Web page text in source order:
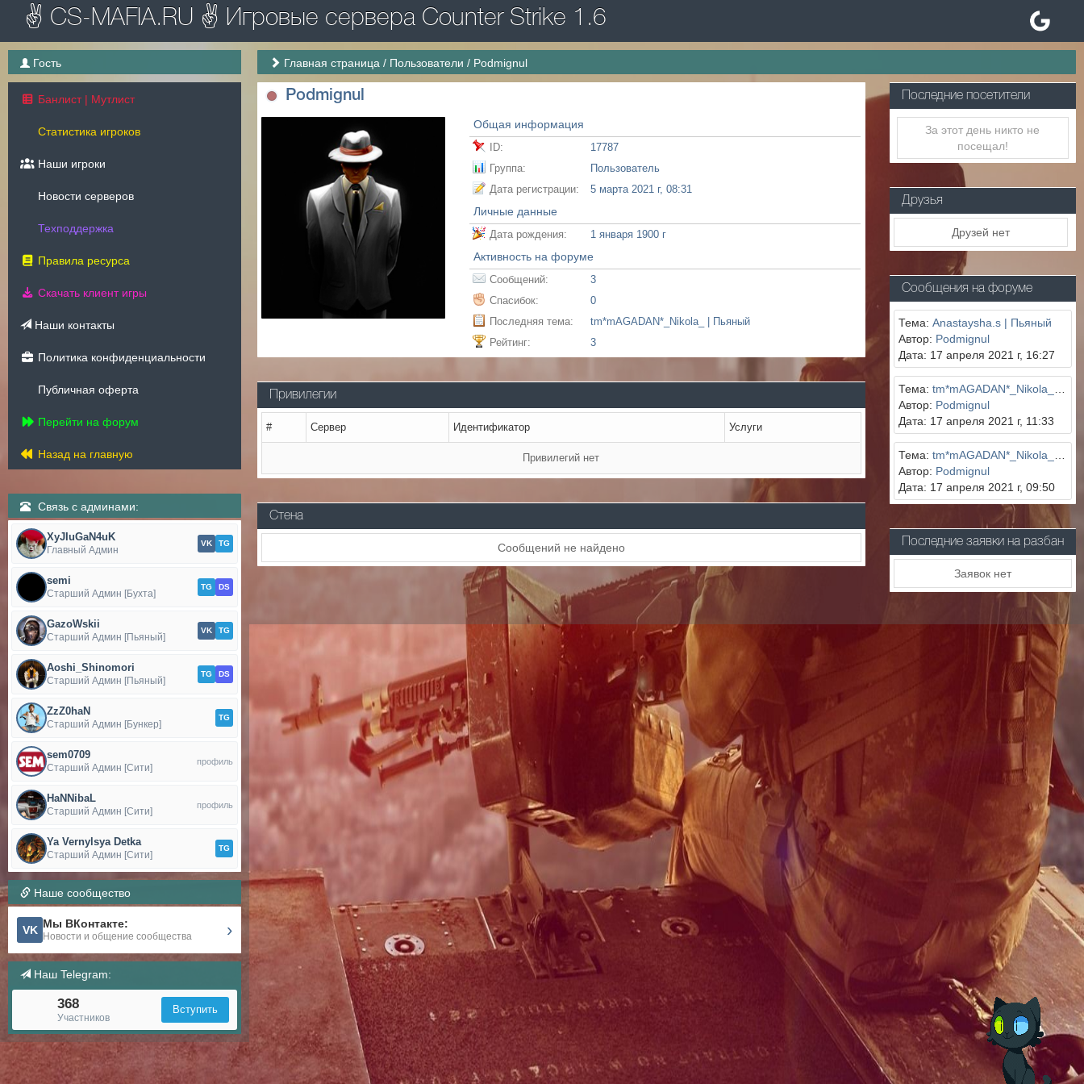
✌ CS-MAFIA.RU ✌ Игровые сервера Counter Strike 1.6
Гость
Банлист | Мутлист
Статистика игроков
Наши игроки
Новости серверов
Техподдержка
Правила ресурса
Скачать клиент игры
Наши контакты
Политика конфиденциальности
Публичная оферта
Перейти на форум
Назад на главную
Связь с админами:
XyJIuGaN4uK
Главный Админ
VK TG
semi
Старший Админ [Бухта]
TG DS
GazoWskii
Старший Админ [Пьяный]
VK TG
Aoshi_Shinomori
Старший Админ [Пьяный]
TG DS
ZzZ0haN
Старший Админ [Бункер]
TG
sem0709
Старший Админ [Сити]
профиль
HaNNibaL
Старший Админ [Сити]
профиль
Ya Vernylsya Detka
Старший Админ [Сити]
TG
Наше сообщество
VK Мы ВКонтакте:
Новости и общение сообщества ›
Наш Telegram:
368
Участников
Вступить
Главная страница / Пользователи / Podmignul
Podmignul
Общая информация
ID:
17787
Группа:
Пользователь
Дата регистрации:
5 марта 2021 г, 08:31
Личные данные
Дата рождения: 1 января 1900 г
Активность на форуме
Сообщений:
3
Спасибок:
0
Последняя тема:
tm*mAGADAN*_Nikola_ | Пьяный
Рейтинг:
3
Привилегии
# Сервер Идентификатор Услуги
Привилегий нет
Стена
Сообщений не найдено
Последние посетители
За этот день никто не
посещал!
Друзья
Друзей нет
Сообщения на форуме
Тема: Anastaysha.s | Пьяный
Автор: Podmignul
Дата: 17 апреля 2021 г, 16:27
Тема: tm*mAGADAN*_Nikola_ | Пьяный
Автор: Podmignul
Дата: 17 апреля 2021 г, 11:33
Тема: tm*mAGADAN*_Nikola_ | Пьяный
Автор: Podmignul
Дата: 17 апреля 2021 г, 09:50
Последние заявки на разбан
Заявок нет